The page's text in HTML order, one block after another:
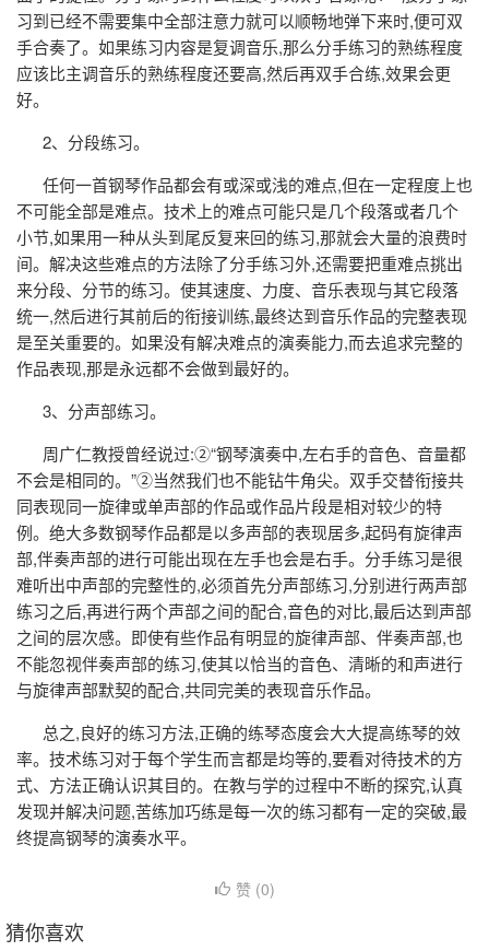
习到已经不需要集中全部注意力就可以顺畅地弹下来时,便可双
手合奏了。如果练习内容是复调音乐,那么分手练习的熟练程度
应该比主调音乐的熟练程度还要高,然后再双手合练,效果会更
好。
2、分段练习。
任何一首钢琴作品都会有或深或浅的难点,但在一定程度上也
不可能全部是难点。技术上的难点可能只是几个段落或者几个
小节,如果用一种从头到尾反复来回的练习,那就会大量的浪费时
间。解决这些难点的方法除了分手练习外,还需要把重难点挑出
来分段、分节的练习。使其速度、力度、音乐表现与其它段落
统一,然后进行其前后的衔接训练,最终达到音乐作品的完整表现
是至关重要的。如果没有解决难点的演奏能力,而去追求完整的
作品表现,那是永远都不会做到最好的。
3、分声部练习。
周广仁教授曾经说过:②“钢琴演奏中,左右手的音色、音量都
不会是相同的。”②当然我们也不能钻牛角尖。双手交替衔接共
同表现同一旋律或单声部的作品或作品片段是相对较少的特
例。绝大多数钢琴作品都是以多声部的表现居多,起码有旋律声
部,伴奏声部的进行可能出现在左手也会是右手。分手练习是很
难听出中声部的完整性的,必须首先分声部练习,分别进行两声部
练习之后,再进行两个声部之间的配合,音色的对比,最后达到声部
之间的层次感。即使有些作品有明显的旋律声部、伴奏声部,也
不能忽视伴奏声部的练习,使其以恰当的音色、清晰的和声进行
与旋律声部默契的配合,共同完美的表现音乐作品。
总之,良好的练习方法,正确的练琴态度会大大提高练琴的效
率。技术练习对于每个学生而言都是均等的,要看对待技术的方
式、方法正确认识其目的。在教与学的过程中不断的探究,认真
发现并解决问题,苦练加巧练是每一次的练习都有一定的突破,最
终提高钢琴的演奏水平。
赞 (0)
猜你喜欢